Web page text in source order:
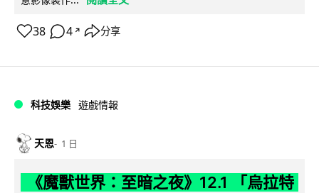
38 4 ↗ 分享
科技娛樂 遊戲情報
天恩 1 日
《魔獸世界：至暗之夜》12.1 「烏拉特